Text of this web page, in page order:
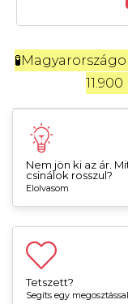
11.900
Nem jön ki az ár.
csinálok rosszul?
Elolvasom
Tetszett?
Segíts egy